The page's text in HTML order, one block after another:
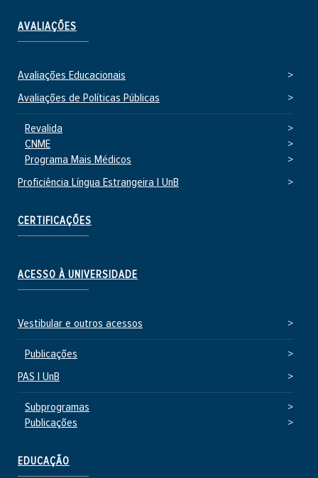
AVALIAÇÕES
Avaliações Educacionais
Avaliações de Políticas Públicas
Revalida
CNME
Programa Mais Médicos
Proficiência Língua Estrangeira | UnB
CERTIFICAÇÕES
ACESSO À UNIVERSIDADE
Vestibular e outros acessos
Publicações
PAS | UnB
Subprogramas
Publicações
EDUCAÇÃO